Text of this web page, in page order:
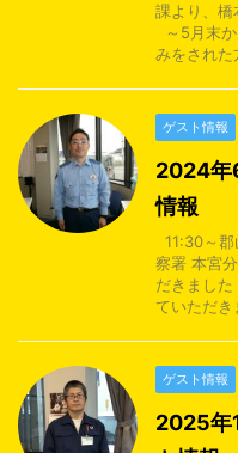
課より、橋
～5月末
みをされた
ゲスト情報
2024
情報
11:30～
察署 本宮
だきまし
ていただき
ゲスト情報
2025